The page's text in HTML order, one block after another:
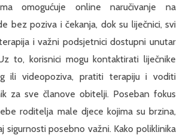
omogućuje online naručivanje na
bez poziva i čekanja, dok su liječnici, svi
i važni podsjetnici dostupni unutar
to, korisnici mogu kontaktirati liječnike
ili videopoziva, pratiti terapiju i voditi
za sve članove obitelji. Poseban fokus
roditelja male djece kojima su brzina,
sigurnosti posebno važni. Kako poliklinika